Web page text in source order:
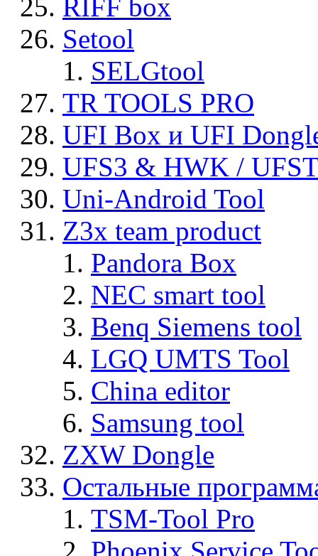
RIFF box
Setool
SELGtool
TR TOOLS PRO
UFI Box и UFI
UFS3 & HWK /
Uni-Android Tool
Z3x team product
Pandora Box
NEC smart tool
Benq Siemens tool
LGQ UMTS Tool
China editor
Samsung tool
ZXW Dongle
Остальные
TSM-Tool Pro